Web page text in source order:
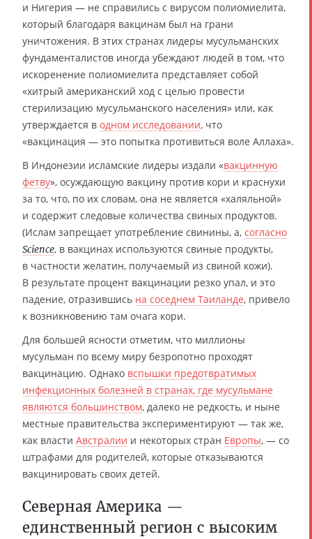
и Нигерия — не справились с вирусом полиомиелита,
который благодаря вакцинам был на грани
уничтожения. В этих странах лидеры мусульманских
фундаменталистов иногда убеждают людей в том, что
искоренение полиомиелита представляет собой
«хитрый американский ход с целью провести
стерилизацию мусульманского населения» или, как
утверждается в одном исследовании, что
«вакцинация — это попытка противиться воле Аллаха».
В Индонезии исламские лидеры издали «вакцинную
фетву», осуждающую вакцину против кори и краснухи
за то, что, по их словам, она не является «халяльной»
и содержит следовые количества свиных продуктов.
(Ислам запрещает употребление свинины, а, согласно
Science, в вакцинах используются свиные продукты,
в частности желатин, получаемый из свиной кожи).
В результате процент вакцинации резко упал, и это
падение, отразившись на соседнем Таиланде, привело
к возникновению там очага кори.
Для большей ясности отметим, что миллионы
мусульман по всему миру безропотно проходят
вакцинацию. Однако вспышки предотвратимых
инфекционных болезней в странах, где мусульмане
являются большинством, далеко не редкость, и ныне
местные правительства экспериментируют — так же,
как власти Австралии и некоторых стран Европы, — со
штрафами для родителей, которые отказываются
вакцинировать своих детей.
Северная Америка —
единственный регион с высоким